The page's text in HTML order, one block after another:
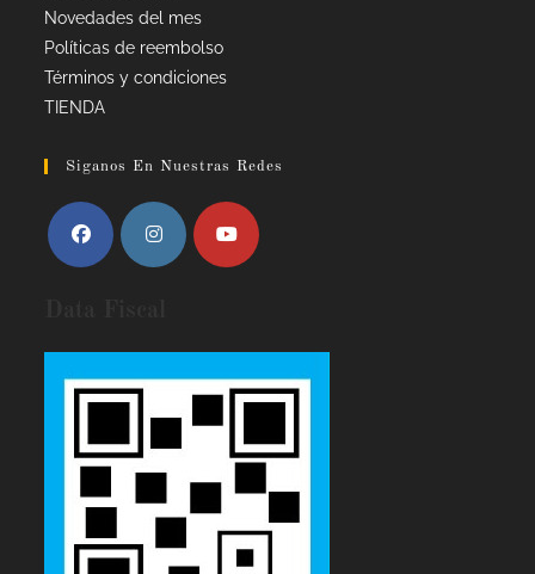
Novedades del mes
Políticas de reembolso
Términos y condiciones
TIENDA
Siganos En Nuestras Redes